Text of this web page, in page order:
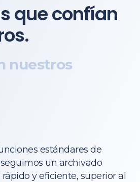
que confían
nuestros
estándares de
un archivado
y eficiente, superior al